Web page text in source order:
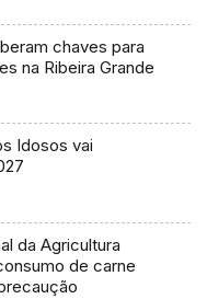
chaves para
na Ribeira Grande
Idosos vai
da Agricultura
de carne